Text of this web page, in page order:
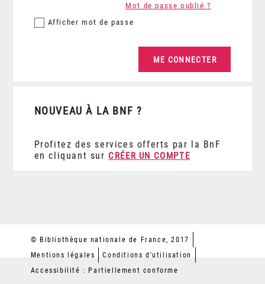
Afficher mot de passe
Mot de passe oublié ?
NOUVEAU À LA BNF ?
Profitez des services offerts par la BnF
en cliquant sur CRÉER UN COMPTE
© Bibliothèque nationale de France, 2017
Mentions légales
Conditions d'utilisation
Accessibilité : Partiellement conforme